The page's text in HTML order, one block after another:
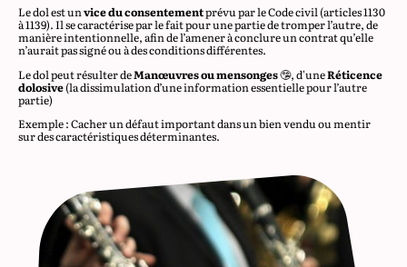
Le dol est unvice du consentementprévu par le Code civil (articles 1130
à 1139). Il se caractérise par le fait pour une partie de tromper l’autre, de
manière intentionnelle, afin de l’amener à conclure un contrat qu’elle
n’aurait pas signé ou à des conditions différentes.
Le dol peut résulter deManœuvres ou mensonges🤥, d'uneRéticence
dolosive(la dissimulation d’une information essentielle pour l’autre
partie)
Exemple : Cacher un défaut important dans un bien vendu ou mentir
sur des caractéristiques déterminantes.